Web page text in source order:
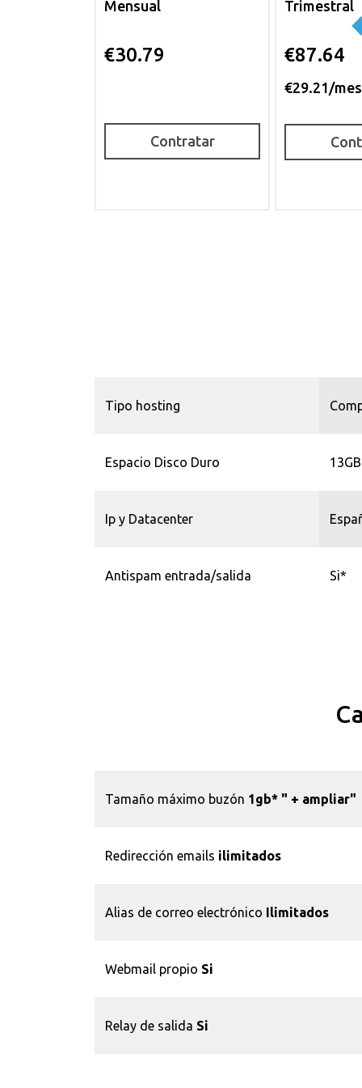
Mensual
€30.79
Contratar
Trimestral
€87.64
€29.21/mes
Tipo hosting
Espacio Disco Duro
Ip y Datacenter
Antispam entrada/salida Si*
Tamaño máximo buzón 1gb* " + ampliar"
Redirección emails ilimitados
Alias de correo electrónico Ilimitados
Webmail propio Si
Relay de salida Si